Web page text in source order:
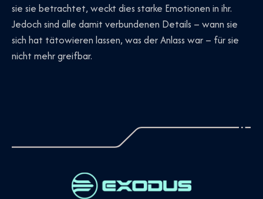
sie sie betrachtet, weckt dies starke Emotionen in ihr.
Jedoch sind alle damit verbundenen Details – wann sie
sich hat tätowieren lassen, was der Anlass war – für sie
nicht mehr greifbar.